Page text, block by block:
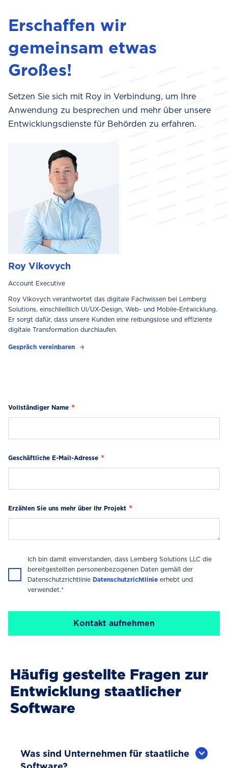
Erschaffen wir
gemeinsam etwas
Großes!
Setzen Sie sich mit Roy in Verbindung, um Ihre
Anwendung zu besprechen und mehr über unsere
Entwicklungsdienste für Behörden zu erfahren.
Vollständiger Name
Geschäftliche E-Mail-Adresse
Erzählen Sie uns mehr über Ihr Projekt
Ich bin damit einverstanden, dass Lemberg Solutions LLC die
bereitgestellten personenbezogenen Daten gemäß der
Datenschutzrichtlinie Datenschutzrichtlinie erhebt und
verwendet.*
Roy Vikovych
Account Executive
Roy Vikovych verantwortet das digitale Fachwissen bei Lemberg
Solutions, einschließlich UI/UX-Design, Web- und Mobile-Entwicklung.
Er sorgt dafür, dass unsere Kunden eine reibungslose und effiziente
digitale Transformation durchlaufen.
Gespräch vereinbaren
Häufig gestellte Fragen zur
Entwicklung staatlicher
Software
Was sind Unternehmen für staatliche